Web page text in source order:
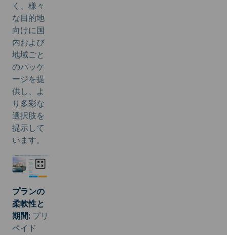
く、様々
な目的地
向けに国
内および
地域ごと
のパッケ
ージを提
供し、よ
り多彩な
選択肢を
提示して
います。
プランの
柔軟性と
期間: プリ
ペイド